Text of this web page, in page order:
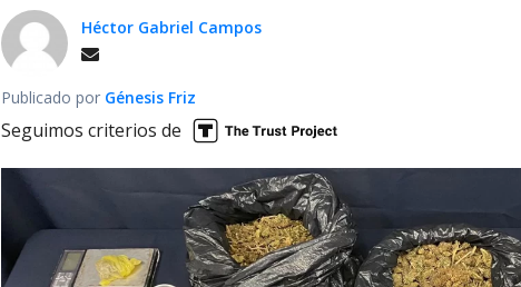
Héctor Gabriel Campos
Publicado por Génesis Friz
Seguimos criterios de